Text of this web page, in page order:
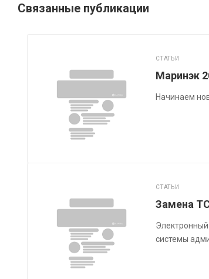
Связанные публикации
СТАТЬИ
Маринэк
Начинаем
СТАТЬИ
Замена
системы